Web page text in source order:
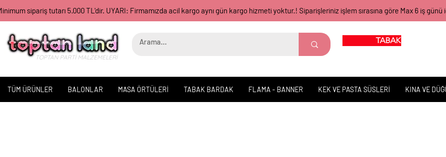
sipariş tutarı 5.000 TL'dir. UYARI: Firmamızda acil kargo aynı gün kargo hizmeti yoktur.! Siparişleriniz işlem sırasına göre Max 6 iş
TOPTAN PARTİ MALZEMELERİ
TABAK BARDAK
TÜM ÜRÜNLER BALONLAR MASA ÖRTÜLERİ TABAK BARDAK FLAMA - BANNER KEK VE PASTA SÜSLERİ KINA VE